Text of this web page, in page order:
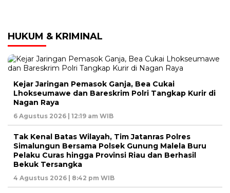
HUKUM & KRIMINAL
Kejar Jaringan Pemasok Ganja, Bea Cukai
Lhokseumawe dan Bareskrim Polri Tangkap Kurir di
Nagan Raya
6 Agustus 2026 | 12:19 am WIB
Tak Kenal Batas Wilayah, Tim Jatanras Polres
Simalungun Bersama Polsek Gunung Malela Buru
Pelaku Curas hingga Provinsi Riau dan Berhasil
Bekuk Tersangka
4 Agustus 2026 | 8:42 pm WIB